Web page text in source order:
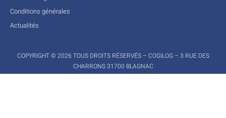
Conditions générales
Actualités
COPYRIGHT © 2026 TOUS DROITS RÉSERVÉS – COGILOG – 3 RUE DES
CHARRONS 31700 BLAGNAC